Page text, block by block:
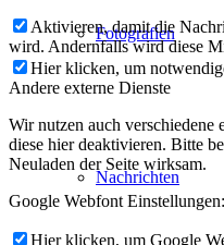
Fotografien
Nachrichten
Aktivieren, damit die
wird. Andernfalls wird diese
Hier klicken, um
Andere externe Dienste
Wir nutzen auch verschiedene
diese hier deaktivieren. Bitte
Neuladen der Seite wirksam.
Google Webfont Einstellungen:
Hier klicken, um Google